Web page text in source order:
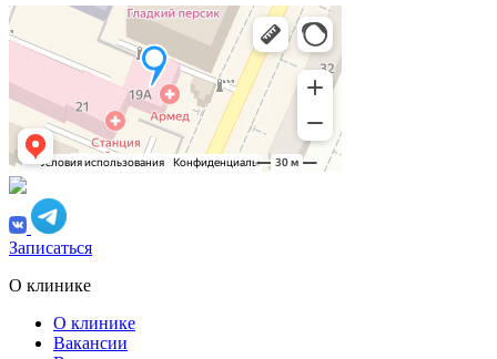
Записаться
О клинике
О клинике
Вакансии